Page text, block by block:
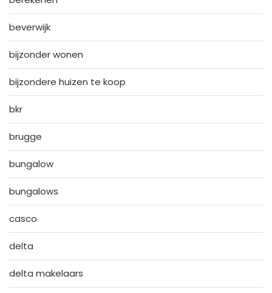
beverwijk
bijzonder wonen
bijzondere huizen te koop
bkr
brugge
bungalow
bungalows
casco
delta
delta makelaars